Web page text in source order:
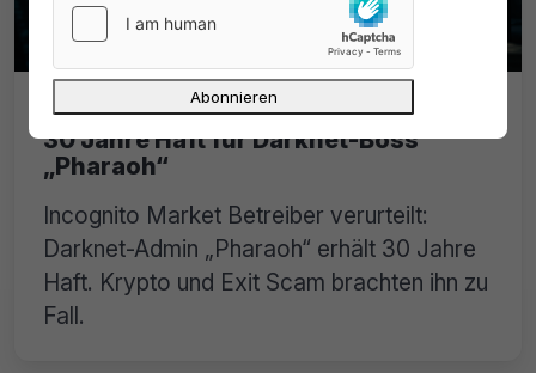
Incognito Market Betreiber verurteilt:
30 Jahre Haft für Darknet-Boss
„Pharaoh“
Incognito Market Betreiber verurteilt:
Darknet-Admin „Pharaoh“ erhält 30 Jahre
Haft. Krypto und Exit Scam brachten ihn zu
Fall.